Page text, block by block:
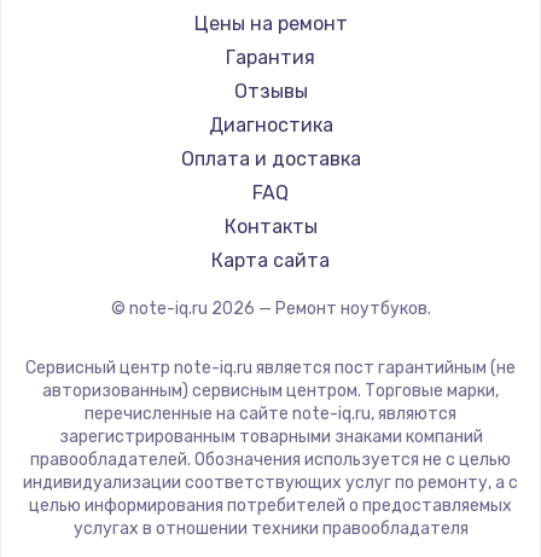
Ремонт ноутбуков iru
Ремонт ноутбуков Machenike
Ремонт ноутбуков DEXP
Ремонт ноутбуков Teclast
Ремонт ноутбуков CHUWI
Ремонт ноутбуков Colorful
Gigabyte
Aorus
Maibenben
Getac
Epson
Philips
LG
Panasonic
ZTE
Hiper
Evga
Google
Echips
Цены на ремонт
Гарантия
Отзывы
Диагностика
Оплата и доставка
FAQ
Контакты
Карта сайта
© note-iq.ru 2026 — Ремонт ноутбуков.
Сервисный центр note-iq.ru является пост гарантийным (не
авторизованным) сервисным центром. Торговые марки,
перечисленные на сайте note-iq.ru, являются
зарегистрированным товарными знаками компаний
правообладателей. Обозначения используется не с целью
индивидуализации соответствующих услуг по ремонту, а с
целью информирования потребителей о предоставляемых
услугах в отношении техники правообладателя